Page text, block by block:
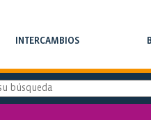
INTERCAMBIOS